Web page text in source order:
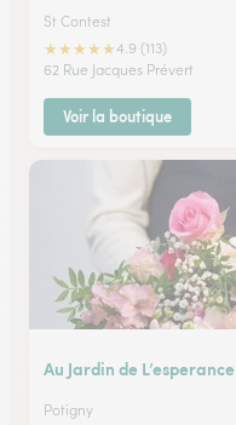
St Contest
★★★★★4.9 (113)
62 Rue Jacques Prévert
Voir la boutique
Au Jardin de L’esperance
Potigny